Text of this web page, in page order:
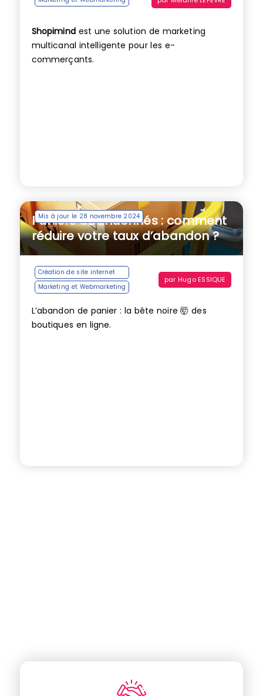
Shopimindest une solution de marketing
multicanal intelligente pour les e-
commerçants.
Mis à jour le 28 novembre 2024
Paniers abandonnés : comment
réduire votre taux d’abandon ?
Création de site internet
Marketing et Webmarketing
par Hugo ESSIQUE
L’abandon de panier : la bête noire 🤯 des
boutiques en ligne.